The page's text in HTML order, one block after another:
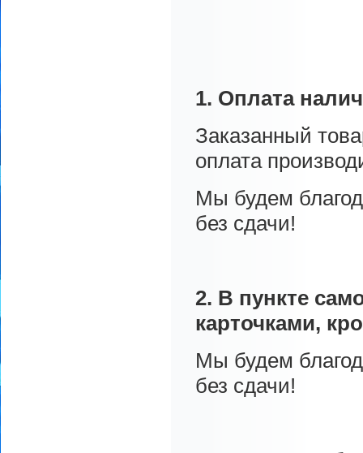
1. Оплата
Заказанный
оплата
Мы будем
без сдачи!
2. В пункте
карточками,
Мы будем
без сдачи!